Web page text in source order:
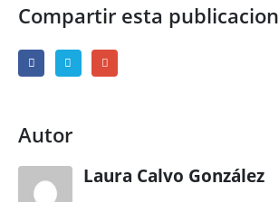
Compartir esta publicacion
Autor
Laura Calvo González